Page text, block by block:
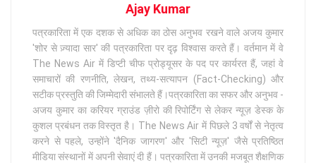
Ajay Kumar
पत्रकारिता में एक दशक से अधिक का ठोस अनुभव रखने वाले अजय कुमार
'शोर से ज़्यादा सार' की पत्रकारिता पर दृढ़ विश्वास करते हैं। वर्तमान में वे
The News Air में डिप्टी चीफ प्रोड्यूसर के पद पर कार्यरत हैं, जहां वे
समाचारों की रणनीति, लेखन, तथ्य-सत्यापन (Fact-Checking) और
सटीक प्रस्तुति की जिम्मेदारी संभालते हैं।पत्रकारिता का सफर और अनुभव -
अजय कुमार का करियर ग्राउंड ज़ीरो की रिपोर्टिंग से लेकर न्यूज़ डेस्क के
कुशल प्रबंधन तक विस्तृत है। The News Air में पिछले 3 वर्षों से नेतृत्व
करने से पहले, उन्होंने 'दैनिक जागरण' और 'सिटी न्यूज़' जैसे प्रतिष्ठित
मीडिया संस्थानों में अपनी सेवाएं दी हैं। पत्रकारिता में उनकी मजबूत शैक्षणिक